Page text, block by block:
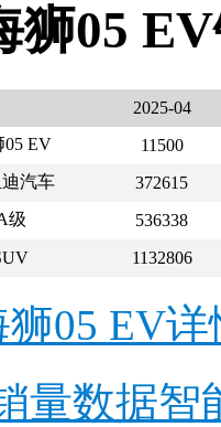
狮05
2025-04
05 EV
11500
汽车
372615
级
536338
1132806
05 EV
量数据